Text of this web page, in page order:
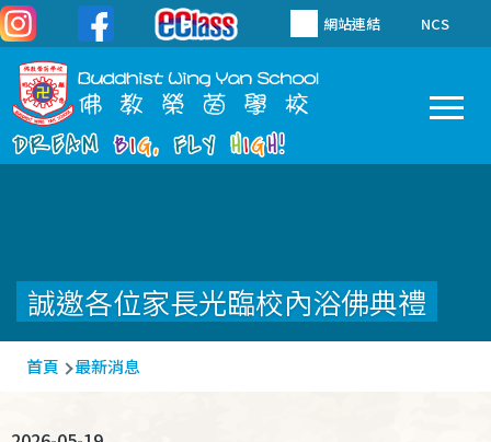
移至主內容 網站連結 NCS
誠邀各位家長光臨校內浴佛典禮
導
首頁 最新消息